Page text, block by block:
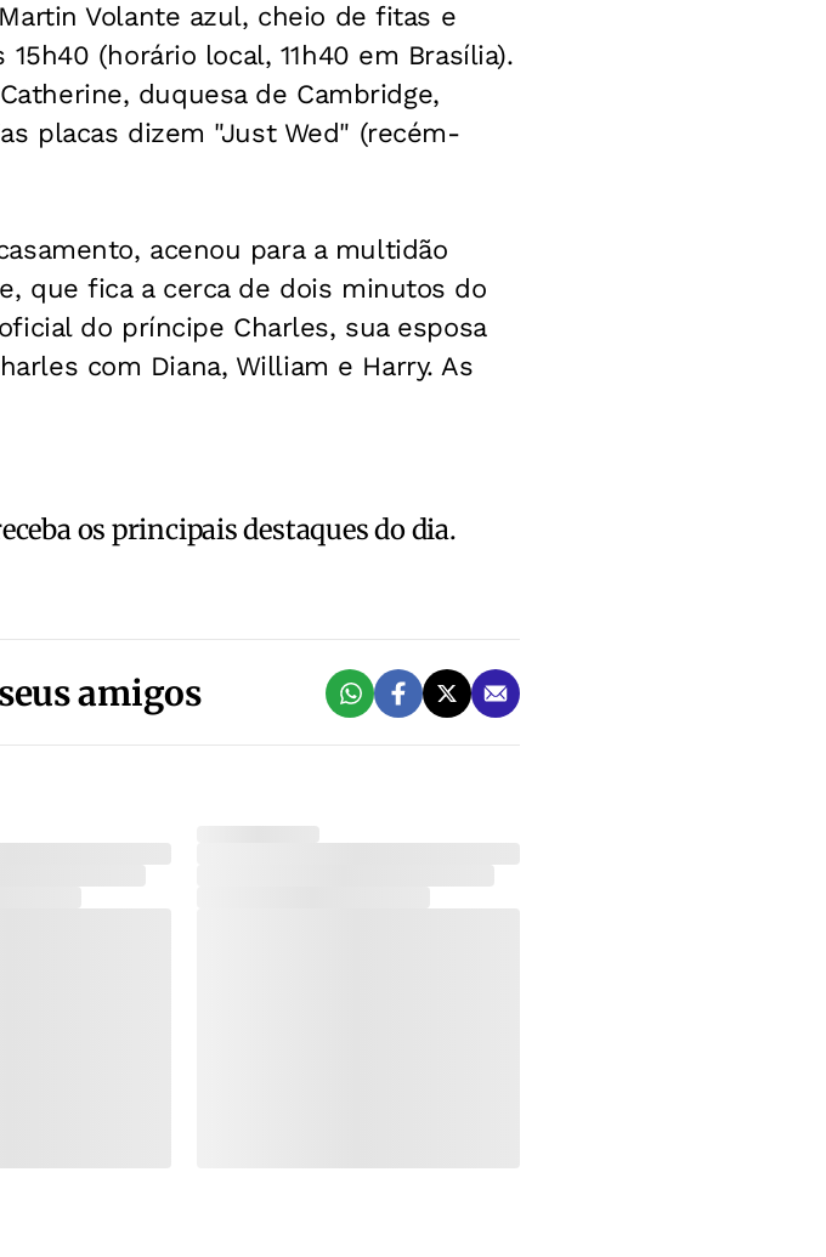
Volante azul, cheio de fitas e
(horário local, 11h40 em Brasília).
duquesa de Cambridge,
placas dizem "Just Wed" (recém-
acenou para a multidão
que fica a cerca de dois minutos do
do príncipe Charles, sua esposa
com Diana, William e Harry. As
os principais destaques do dia.
amigos